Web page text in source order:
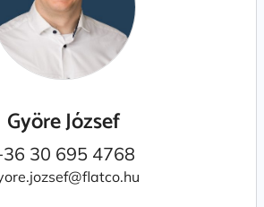
Györe József
30 695 4768